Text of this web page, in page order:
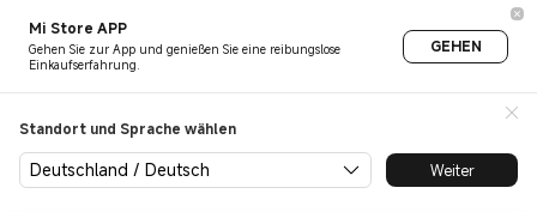
Mi Store APP
Gehen Sie zur App und genießen Sie eine reibungslose
Einkaufserfahrung.
GEHEN
Standort und Sprache wählen
Deutschland / Deutsch Weiter